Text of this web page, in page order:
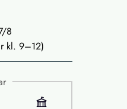
8
kl. 9–12)